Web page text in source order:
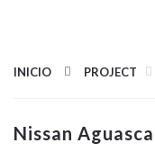
INICIO PROJECT
Nissan